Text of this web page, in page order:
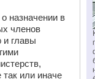
назначении в
членов
и главы
или иначе